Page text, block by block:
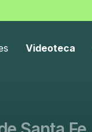
Videoteca